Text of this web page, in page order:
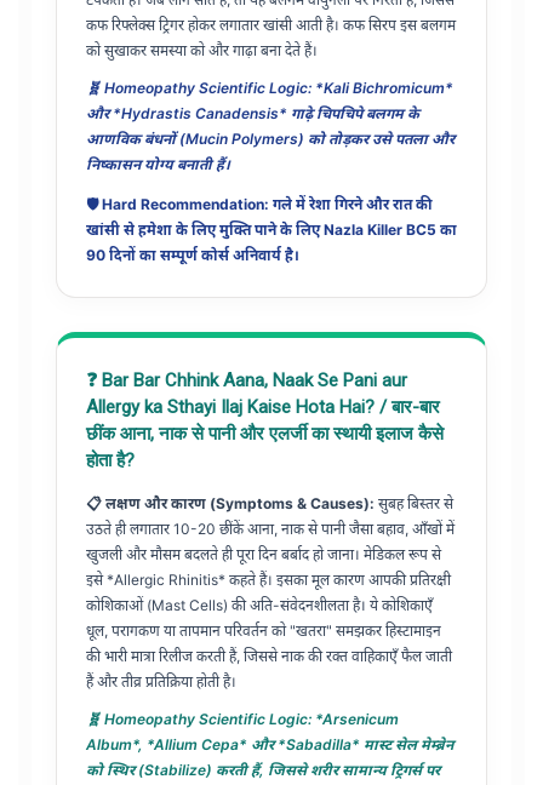
कफ रिफ्लेक्स ट्रिगर होकर लगातार खांसी आती है। कफ सिरप इस बलगम
को सुखाकर समस्या को और गाढ़ा बना देते हैं।
🧬 Homeopathy Scientific Logic: *Kali Bichromicum*
और *Hydrastis Canadensis* गाढ़े चिपचिपे बलगम के
आणविक बंधनों (Mucin Polymers) को तोड़कर उसे पतला और
निष्कासन योग्य बनाती हैं।
🛡️ Hard Recommendation: गले में रेशा गिरने और रात की
खांसी से हमेशा के लिए मुक्ति पाने के लिएNazla Killer BC5 का
90 दिनों का सम्पूर्ण कोर्स अनिवार्य है।
❓ Bar Bar Chhink Aana, Naak Se Pani aur
Allergy ka Sthayi Ilaj Kaise Hota Hai? / बार-बार
छींक आना, नाक से पानी और एलर्जी का स्थायी इलाज कैसे
होता है?
📋 लक्षण और कारण (Symptoms & Causes): सुबह बिस्तर से
उठते ही लगातार 10-20 छींकें आना, नाक से पानी जैसा बहाव, आँखों में
खुजली और मौसम बदलते ही पूरा दिन बर्बाद हो जाना। मेडिकल रूप से
इसे *Allergic Rhinitis* कहते हैं। इसका मूल कारण आपकी प्रतिरक्षी
कोशिकाओं (Mast Cells) की अति-संवेदनशीलता है। ये कोशिकाएँ
धूल, परागकण या तापमान परिवर्तन को "खतरा" समझकर हिस्टामाइन
की भारी मात्रा रिलीज करती हैं, जिससे नाक की रक्त वाहिकाएँ फैल जाती
हैं और तीव्र प्रतिक्रिया होती है।
🧬 Homeopathy Scientific Logic: *Arsenicum
Album*, *Allium Cepa* और *Sabadilla* मास्ट सेल मेम्ब्रेन
को स्थिर (Stabilize) करती हैं, जिससे शरीर सामान्य ट्रिगर्स पर